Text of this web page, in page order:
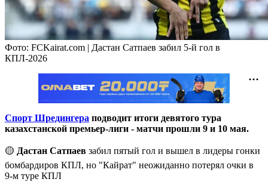
Фото: FCKairat.com | Дастан Сатпаев забил 5-й гол в
КПЛ-2026
Спорт Шредингера подводит итоги девятого тура
казахстанской премьер-лиги - матчи прошли 9 и 10 мая.
🟡 Дастан Сатпаев забил пятый гол и вышел в лидеры гонки
бомбардиров КПЛ, но "Кайрат" неожиданно потерял очки в
9-м туре КПЛ